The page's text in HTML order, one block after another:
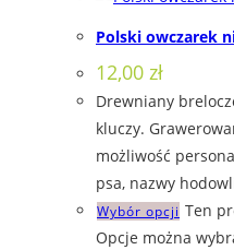
Polski owczarek
12,00 zł
Drewniany
kluczy.
możliwość
psa, nazwy
Wybór opcji Ten
Opcje można